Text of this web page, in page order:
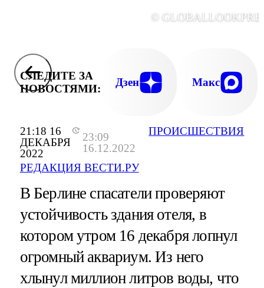
21:18 16
ДЕКАБРЯ
2022
23:09
16.12.2022
РЕДАКЦИЯ ВЕСТИ.РУ
ПРОИСШЕСТВИЯ
©
СЛЕДИТЕ ЗА
НОВОСТЯМИ:
Дзен Макс
В Берлине спасатели проверяют
устойчивость здания отеля, в
котором утром 16 декабря лопнул
огромный аквариум. Из него
хлынул миллион литров воды, что